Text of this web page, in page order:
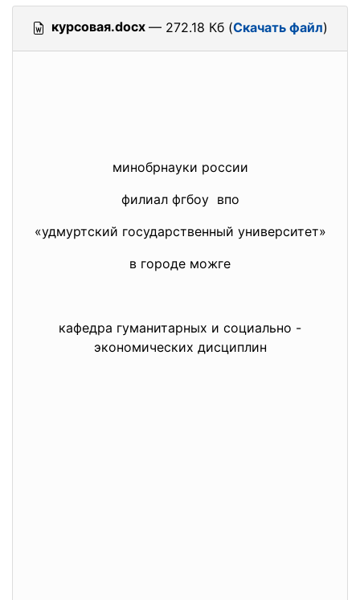
курсовая.docx — 272.18 Кб (Скачать файл)
минобрнауки россии
филиал фгбоу впо
«удмуртский государственный университет»
в городе можге
кафедра гуманитарных и социально -
экономических дисциплин